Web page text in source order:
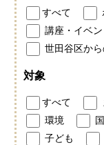
すべて
講座・イベン
世田谷区か
対象
すべて
環境
子ども